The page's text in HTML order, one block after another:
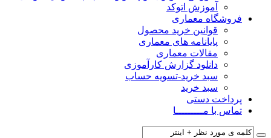
آموزش اتوکد
فروشگاه معماری
قوانین خرید محصول
پایانامه های معماری
مقالات معماری
دانلود گزارش کارآموزی
سبد خرید-تسویه حساب
سبد خرید
پرداخت دستی
تماس با مـــــــــا